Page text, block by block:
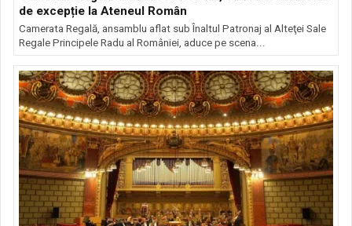
de excepție la Ateneul Român
Camerata Regală, ansamblu aflat sub Înaltul Patronaj al Alteţei Sale
Regale Principele Radu al României, aduce pe scena...